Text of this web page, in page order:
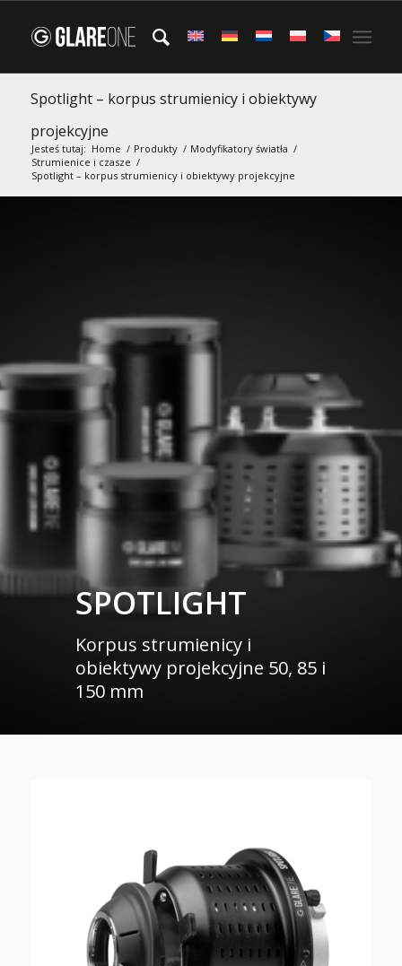
Spotlight – korpus strumienicy i obiektywy
projekcyjne
Jesteś tutaj: Home / Produkty / Modyfikatory światła /
Strumienice i czasze /
Spotlight – korpus strumienicy i obiektywy projekcyjne
SPOTLIGHT
Korpus strumienicy i
obiektywy projekcyjne 50, 85 i
150 mm